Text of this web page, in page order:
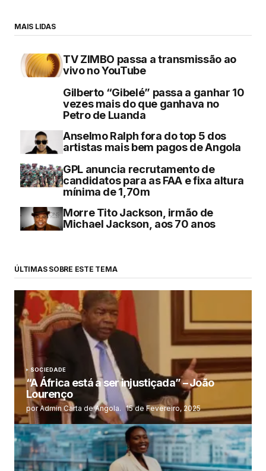
MAIS LIDAS
TV ZIMBO passa a transmissão ao
vivo no YouTube
Gilberto “Gibelé” passa a ganhar 10
vezes mais do que ganhava no
Petro de Luanda
Anselmo Ralph fora do top 5 dos
artistas mais bem pagos de Angola
GPL anuncia recrutamento de
candidatos para as FAA e fixa altura
mínima de 1,70m
Morre Tito Jackson, irmão de
Michael Jackson, aos 70 anos
ÚLTIMAS SOBRE ESTE TEMA
SOCIEDADE
“A África está a ser injustiçada” – João
Lourenço
por Admin Carta de Angola. 15 de Fevereiro, 2025